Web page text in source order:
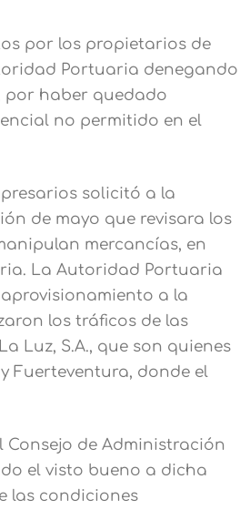
por los propietarios de
Portuaria denegando
por haber quedado
no permitido en el
solicitó a la
de mayo que revisara los
mercancías, en
La Autoridad Portuaria
a la
los tráficos de las
Luz, S.A., que son quienes
Fuerteventura, donde el
de Administración
el visto bueno a dicha
las condiciones